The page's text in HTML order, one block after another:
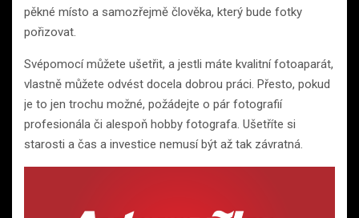
pěkné místo a samozřejmě člověka, který bude fotky
pořizovat.
Svépomocí můžete ušetřit, a jestli máte kvalitní fotoaparát,
vlastně můžete odvést docela dobrou práci. Přesto, pokud
je to jen trochu možné, požádejte o pár fotografií
profesionála či alespoň hobby fotografa. Ušetříte si
starosti a čas a investice nemusí být až tak závratná.